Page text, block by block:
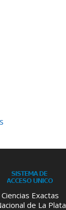
Exactas
de La Plata